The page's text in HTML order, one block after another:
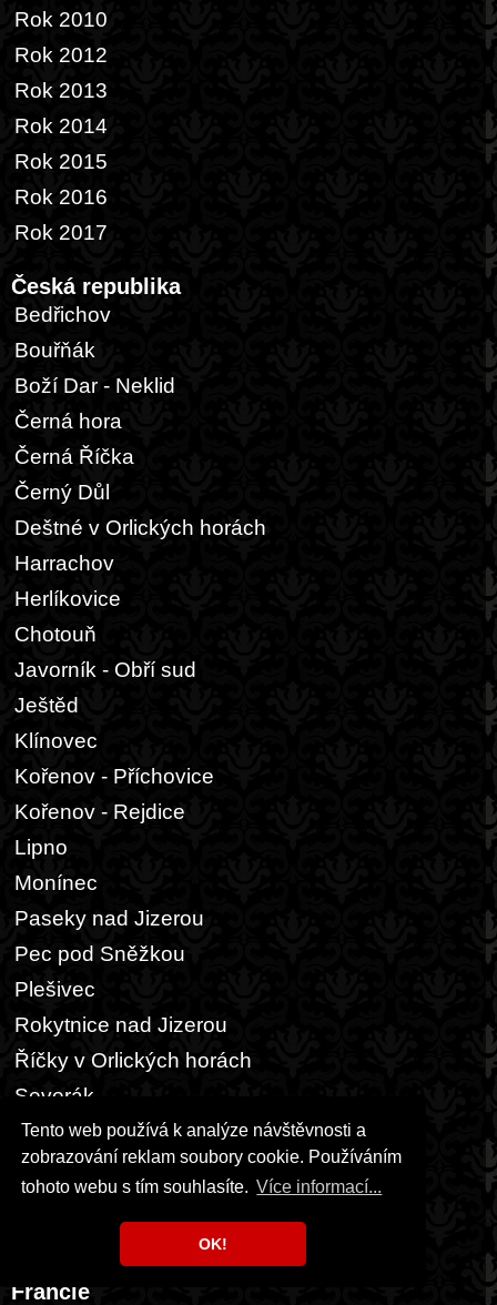
Tento web používá k analýze návštěvnosti a
zobrazování reklam soubory cookie. Používáním
tohoto webu s tím souhlasíte. Více informací...
OK!
Rok 2010
Rok 2012
Rok 2013
Rok 2014
Rok 2015
Rok 2016
Rok 2017
Česká republika
Bedřichov
Bouřňák
Boží Dar - Neklid
Černá hora
Černá Říčka
Černý Důl
Deštné v Orlických horách
Harrachov
Herlíkovice
Chotouň
Javorník - Obří sud
Ještěd
Klínovec
Kořenov - Příchovice
Kořenov - Rejdice
Lipno
Monínec
Paseky nad Jizerou
Pec pod Sněžkou
Plešivec
Rokytnice nad Jizerou
Říčky v Orlických horách
Severák
Špindlerův Mlýn
Šumavský Špičák
Francie